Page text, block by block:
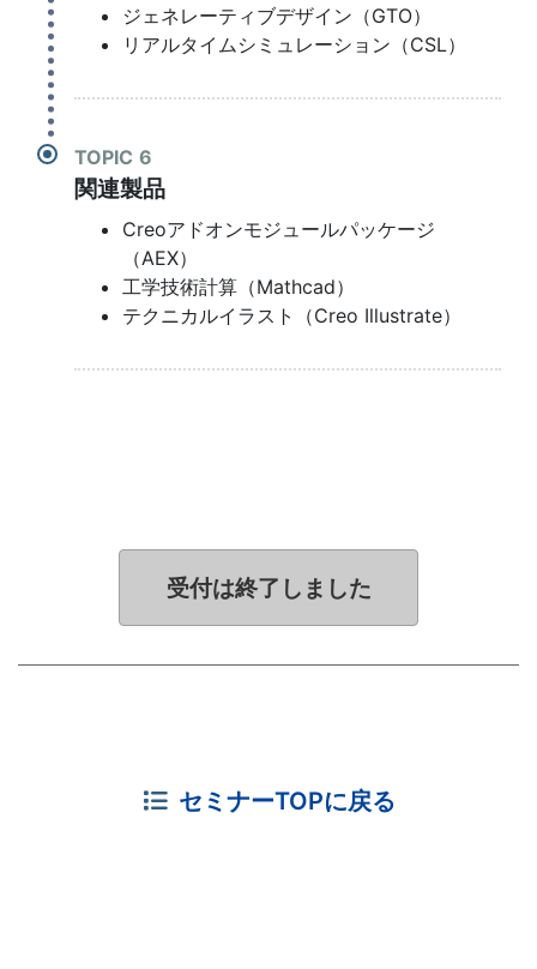
ジェネレーティブデザイン（GTO）
リアルタイムシミュレーション（CSL）
TOPIC
関連製品
Creoアドオンモジュールパッケージ
（AEX）
工学技術計算（Mathcad）
テクニカルイラスト（Creo Illustrate）
受付は終了しました
セミナーTOPに戻る